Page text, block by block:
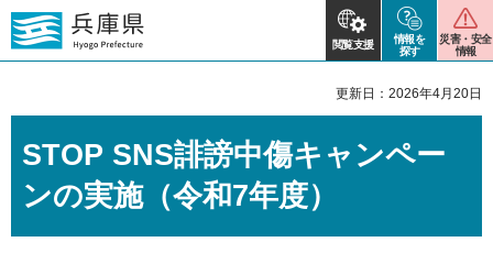
閲覧支援
情報を
探す
災害・安全
情報
更新日：2026年4月20日
STOP SNS誹謗中傷キャンペー
ンの実施（令和7年度）